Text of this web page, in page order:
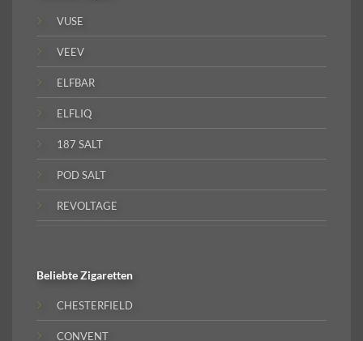
VUSE
VEEV
ELFBAR
ELFLIQ
187 SALT
POD SALT
REVOLTAGE
BeliebteZigaretten
CHESTERFIELD
CONVENT